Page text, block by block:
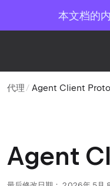
本文档的
代理 Agent Client
Agent